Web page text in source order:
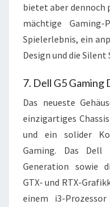
bietet aber dennoch
mächtige
Spielerlebnis, ein
Design und die
7. Dell G5 Gaming
Das neueste
einzigartiges
und ein solider
Gaming. Das
Generation sowie
GTX- und RTX-
einem i3-